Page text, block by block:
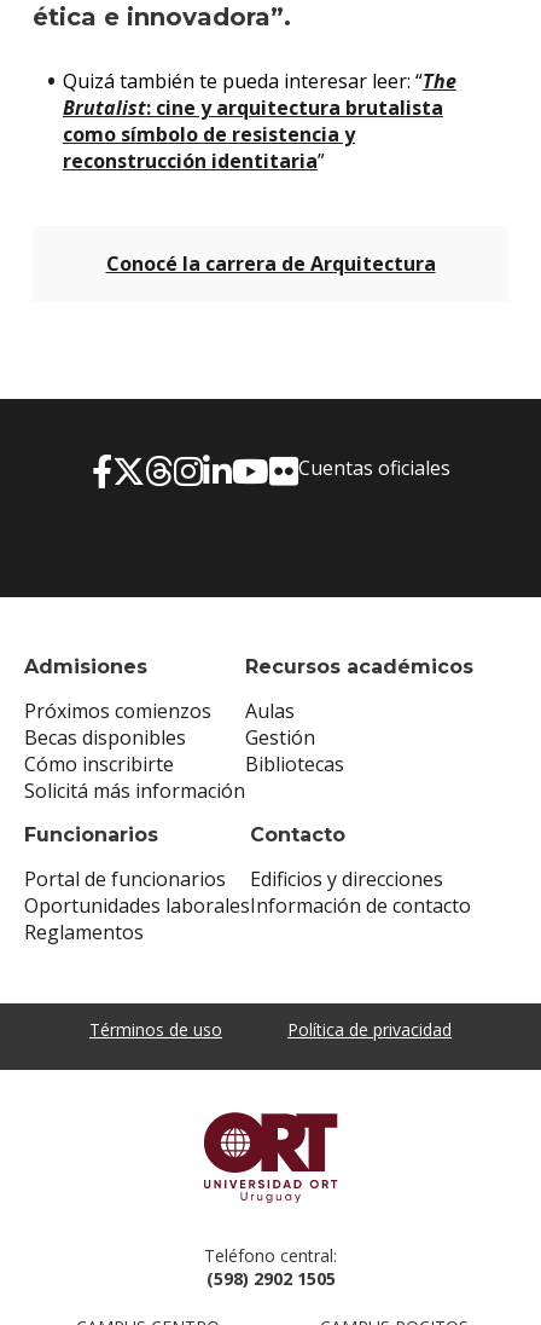
ética e innovadora”.
Quizá también te pueda interesar leer: “The
Brutalist: cine y arquitectura brutalista
como símbolo de resistencia y
reconstrucción identitaria”
Conocé la carrera de Arquitectura
Admisiones
Próximos comienzos
Becas disponibles
Cómo inscribirte
Solicitá más información
Recursos académicos
Aulas
Gestión
Bibliotecas
Funcionarios
Portal de funcionarios
Oportunidades laborales
Reglamentos
Contacto
Edificios y direcciones
Información de contacto
Cuentas oficiales
Términos de uso Política de privacidad
Teléfono central:
(598) 2902 1505